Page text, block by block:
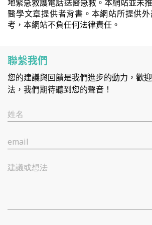
地緊急救護電話送醫急救。本網站並未
醫學文章提供者背書。本網站所提供
考，本網站不負任何法律責任。
聯繫我們
您的建議與回饋是我們進步的動力，歡
法，我們期待聽到您的聲音！
姓名
email
建議或想法